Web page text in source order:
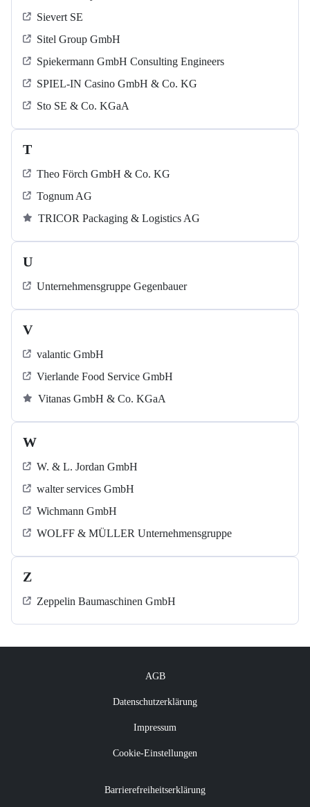
Sievert SE
Sitel Group GmbH
Spiekermann GmbH Consulting Engineers
SPIEL-IN Casino GmbH & Co. KG
Sto SE & Co. KGaA
T
Theo Förch GmbH & Co. KG
Tognum AG
TRICOR Packaging & Logistics AG
U
Unternehmensgruppe Gegenbauer
V
valantic GmbH
Vierlande Food Service GmbH
Vitanas GmbH & Co. KGaA
W
W. & L. Jordan GmbH
walter services GmbH
Wichmann GmbH
WOLFF & MÜLLER Unternehmensgruppe
Z
Zeppelin Baumaschinen GmbH
AGB
Datenschutzerklärung
Impressum
Cookie-Einstellungen
Barrierefreiheitserklärung